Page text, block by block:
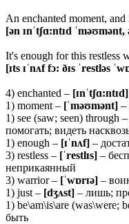
An enchanted moment, and
[ən ɪnˈtʃɑ:ntɪd
It's enough for this restless
[ɪts ɪˈnʌf fɔ: ðɪs ˈrestləs
4) enchanted – [ɪnˈtʃɑ:ntɪd]
1) moment – [ˈməʊmənt] –
1) see (saw; seen) through –
помогать; видеть
1) enough – [ɪˈnʌf] –
3) restless – [ˈrestlɪs] –
неприкаянный
3) warrior – [ˈwɒrɪə] –
1) just – [dʒʌst] – лишь;
1) be\am\is\are (was\were;
быть